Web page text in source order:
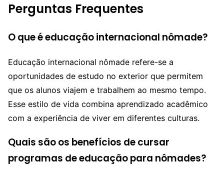
Perguntas Frequentes
O que é educação internacional nômade?
Educação internacional nômade refere-se a
oportunidades de estudo no exterior que permitem
que os alunos viajem e trabalhem ao mesmo tempo.
Esse estilo de vida combina aprendizado acadêmico
com a experiência de viver em diferentes culturas.
Quais são os benefícios de cursar
programas de educação para nômades?